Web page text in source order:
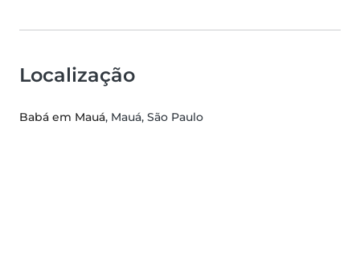
Localização
Babá em Mauá, Mauá, São Paulo